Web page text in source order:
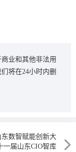
业和其他非法用
将在24小时内删
东数智赋能创新大
一届山东CIO智库